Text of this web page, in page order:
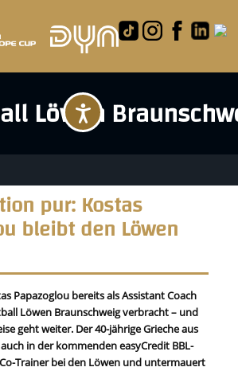
pur: Kostas
bleibt den Löwen
Papazoglou bereits als Assistant Coach
Löwen Braunschweig verbracht – und
geht weiter. Der 40-jährige Grieche aus
in der kommenden easyCredit BBL-
Trainer bei den Löwen und untermauert